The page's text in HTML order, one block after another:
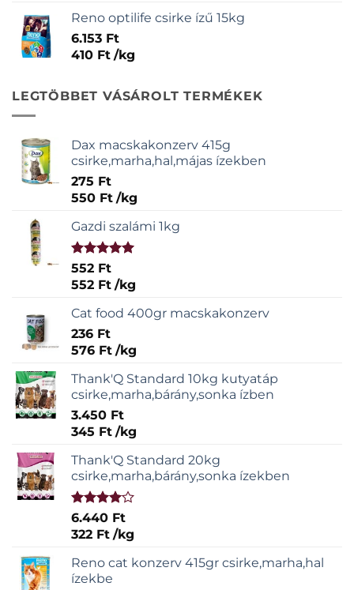
Reno optilife csirke ízű 15kg
6.153 Ft
410 Ft /kg
LEGTÖBBET VÁSÁROLT TERMÉKEK
Dax macskakonzerv 415g
csirke,marha,hal,májas ízekben
275 Ft
550 Ft /kg
Gazdi szalámi 1kg
Értékelés:
5.00/ 5
552 Ft
552 Ft /kg
Cat food 400gr macskakonzerv
236 Ft
576 Ft /kg
Thank'Q Standard 10kg kutyatáp
csirke,marha,bárány,sonka ízben
3.450 Ft
345 Ft /kg
Thank'Q Standard 20kg
csirke,marha,bárány,sonka ízekben
Értékelés:
4.00 / 5
6.440 Ft
322 Ft /kg
Reno cat konzerv 415gr csirke,marha,hal
ízekbe